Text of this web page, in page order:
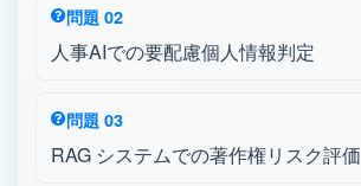
問題 02
人事AIでの要配慮個人情報判定
問題 03
RAG システムでの著作権リスク評価